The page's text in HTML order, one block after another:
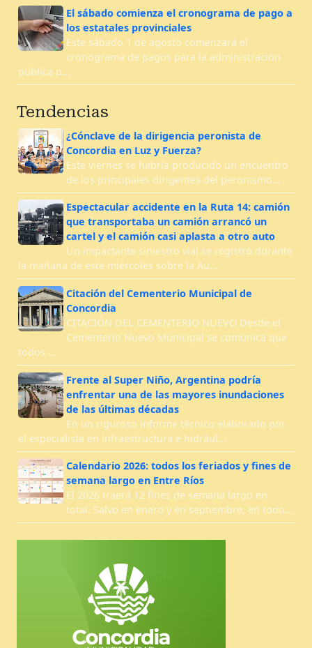
El sábado comienza el cronograma de pago a
los estatales provinciales
Este sábado 1 de agosto comenzará el
cronograma de pagos para la administración
pública p…
Tendencias
¿Cónclave de la dirigencia peronista de
Concordia en Luz y Fuerza?
Este viernes se habría producido un encuentro
de los principales dirigentes del peronismo…
Espectacular accidente en la Ruta 14: camión
que transportaba un camión arrancó un
cartel y el camión casi aplasta a otro auto
Un impactante siniestro vial se registró durante
la mañana de este miércoles sobre la Au…
Citación del Cementerio Municipal de
Concordia
CITACIÓN DEL CEMENTERIO NUEVO Desde el
Cementerio Nuevo Municipal se comunica que
todos …
Frente al Super Niño, Argentina podría
enfrentar una de las mayores inundaciones
de las últimas décadas
En un riguroso informe técnico elaborado por
el especialista en infraestructura e hidrául…
Calendario 2026: todos los feriados y fines de
semana largo en Entre Ríos
El 2026 traerá 12 fines de semana largo en
total. Salvo en enero y en septiembre, en todo…